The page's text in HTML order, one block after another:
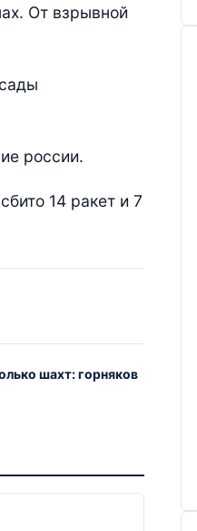
От взрывной
россии.
14 ракет и 7
шахт: горняков